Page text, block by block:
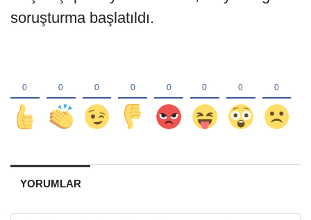
soruşturma başlatıldı.
YORUMLAR